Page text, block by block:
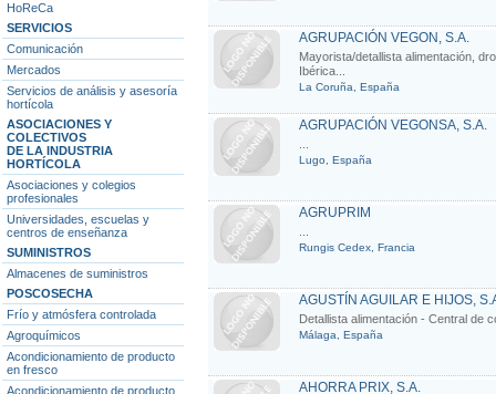
HoReCa
SERVICIOS
Comunicación
Mercados
Servicios de análisis y asesoría
hortícola
ASOCIACIONES Y
COLECTIVOS
DE LA INDUSTRIA
HORTÍCOLA
Asociaciones y colegios
profesionales
Universidades, escuelas y
centros de enseñanza
SUMINISTROS
Almacenes de suministros
POSCOSECHA
Frío y atmósfera controlada
Agroquímicos
Acondicionamiento de producto
en fresco
Acondicionamiento de producto
AGRUPACIÓN VEGON, S.A.
Mayorista/detallista alimentación,
Ibérica...
La Coruña, España
AGRUPACIÓN VEGONSA, S.A.
Lugo, España
AGRUPRIM
Rungis Cedex, Francia
AGUSTÍN AGUILAR E HIJOS,
Detallista alimentación - Central de
Málaga, España
AHORRA PRIX, S.A.